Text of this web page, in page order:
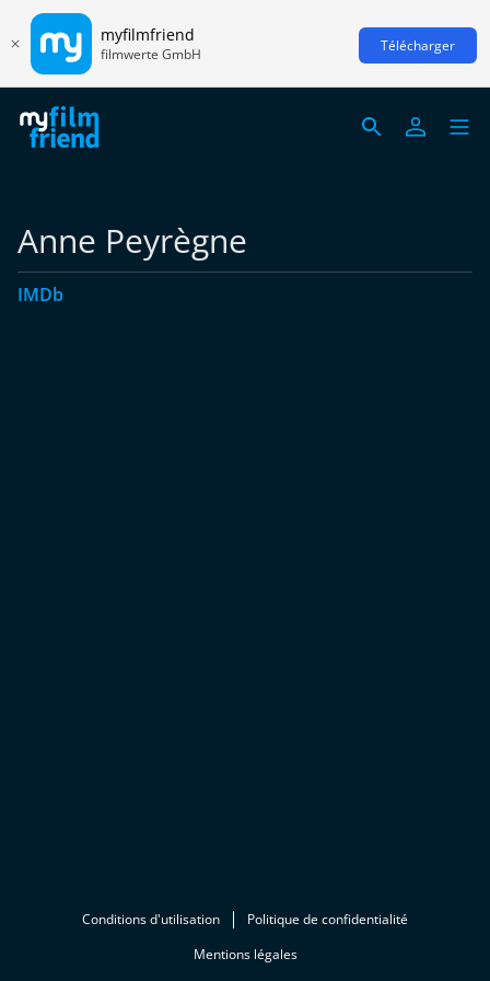
myfilmfriend
filmwerte GmbH Télécharger
Anne Peyrègne
IMDb
Conditions d'utilisation
Politique de confidentialité
Mentions légales